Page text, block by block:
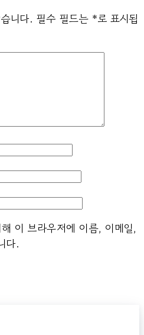
니다. 필수 필드는 *로 표시됩
이 브라우저에 이름, 이메일,
다.